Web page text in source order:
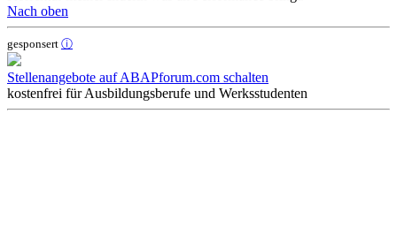
Nach oben
gesponsert ⓘ
Stellenangebote auf ABAPforum.com schalten
kostenfrei für Ausbildungsberufe und Werksstudenten